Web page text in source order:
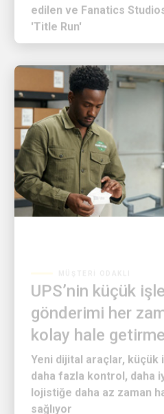
'Title Run'
gönderimi her
kolay hale
Yeni dijital araçlar, küçük
daha fazla kontrol, daha
lojistiğe daha az zaman
sağlıyor